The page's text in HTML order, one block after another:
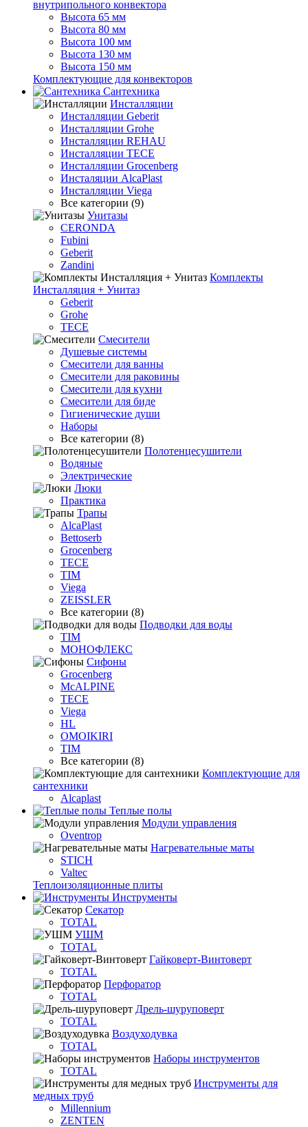
внутрипольного конвектора
Высота 65 мм
Высота 80 мм
Высота 100 мм
Высота 130 мм
Высота 150 мм
Комплектующие для конвекторов
Сантехника
Инсталляции
Инсталляции Geberit
Инсталляции Grohe
Инсталляции REHAU
Инсталляции TECE
Инсталляции Grocenberg
Инсталяции AlcaPlast
Инсталляции Viega
Все категории (9)
Унитазы
CERONDA
Fubini
Geberit
Zandini
Комплекты
Инсталляция + Унитаз
Geberit
Grohe
TECE
Смесители
Душевые системы
Смесители для ванны
Смесители для раковины
Смесители для кухни
Смесители для биде
Гигиенические души
Наборы
Все категории (8)
Полотенцесушители
Водяные
Электрические
Люки
Практика
Трапы
AlcaPlast
Bettoserb
Grocenberg
TECE
TIM
Viega
ZEISSLER
Все категории (8)
Подводки для воды
TIM
МОНОФЛЕКС
Сифоны
Grocenberg
McALPINE
TECE
Viega
HL
OMOIKIRI
TIM
Все категории (8)
Комплектующие для
сантехники
Alcaplast
Теплые полы
Модули управления
Oventrop
Нагревательные маты
STICH
Valtec
Теплоизоляционные плиты
Инструменты
Секатор
TOTAL
УШМ
TOTAL
Гайковерт-Винтоверт
TOTAL
Перфоратор
TOTAL
Дрель-шуруповерт
TOTAL
Воздуходувка
TOTAL
Наборы инструментов
TOTAL
Инструменты для
медных труб
Millennium
ZENTEN